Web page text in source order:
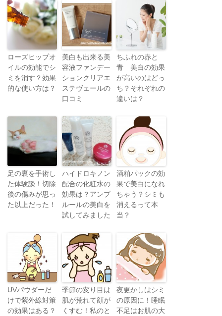
ローズヒップオ
イルの効能でシ
ミを消す？効果
的な使い方は？
美白も出来る美
容液ファンデー
ションクリアエ
ステヴェールの
口コミ
ちふれの赤と
青 美白の効果
が高いのはどっ
ち？それぞれの
違いは？
足の裏を手術し
た体験談！切除
後の傷みが思っ
た以上だった！
ハイドロキノン
配合の化粧水の
効果は？アンプ
ルールの美白を
試してみました
酒粕パックの効
果で美白になれ
ちゃう？シミも
消えるって本
当？
UVパウダーだ
けで紫外線対策
の効果はある？
季節の変り目は
肌が荒れて顔が
くすむ！私のと
夜更かしはシミ
の原因に！睡眠
不足はお肌の大